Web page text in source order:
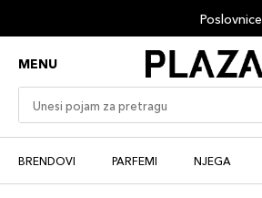
Poslovnice
MENU
BRENDOVI PARFEMI NJEGA